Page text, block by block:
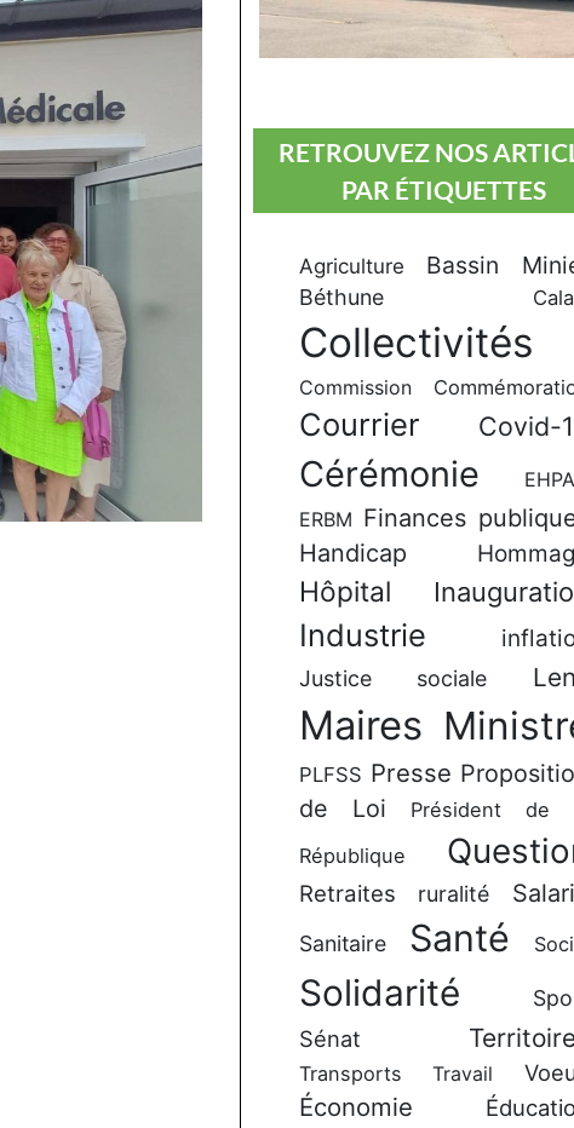
RETROUVEZ NOS
PAR ÉTIQUETTES
Agriculture Bassin
Béthune
Collectivités
Commission
Courrier Covid-
Cérémonie
ERBM Finances
Handicap
Hôpital
Industrie
Justice sociale
Maires
PLFSS Presse
de Loi
Président de
République
Retraites ruralité
Sanitaire Santé
Solidarité
Sénat
Transports Travail
Économie